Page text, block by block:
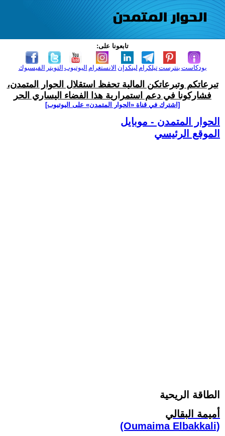
تابعونا على:
الفيسبوك التويتر اليوتيوب الانستغرام لينكدإن تيلكرامبنترست بودكاست
تبرعاتكم وتبرعاتكن المالية تحفظ استقلال الحوار المتمدن،
فشاركونا في دعم استمرارية هذا الفضاء اليساري الحر
[اشترك في قناة ‫«الحوار المتمدن» على اليوتيوب]
الحوار المتمدن - موبايل
الموقع الرئيسي
الطاقة الريحية
أميمة البقالي
(Oumaima Elbakkali)